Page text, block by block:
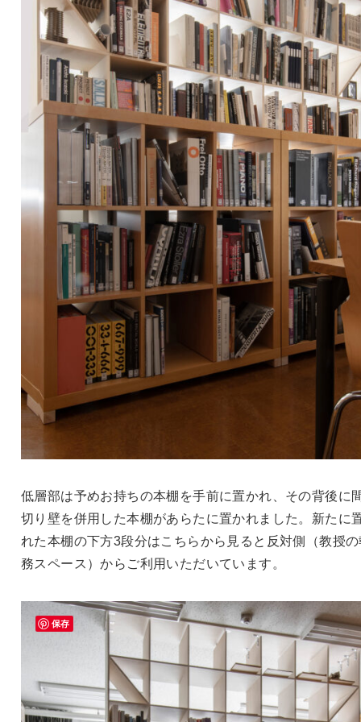
低層部は予めお持ちの本棚を手前に置かれ、その背後に
切り壁を併用した本棚があらたに置かれました。新たに
れた本棚の下方3段分はこちらから見ると反対側（教授
務スペース）からご利用いただいています。
保存